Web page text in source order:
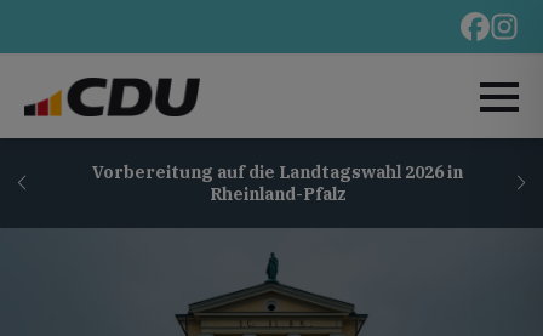
Vorbereitung auf die Landtagswahl 2026 in
Rheinland-Pfalz